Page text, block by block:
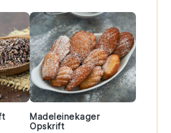
Madeleinekager
Opskrift